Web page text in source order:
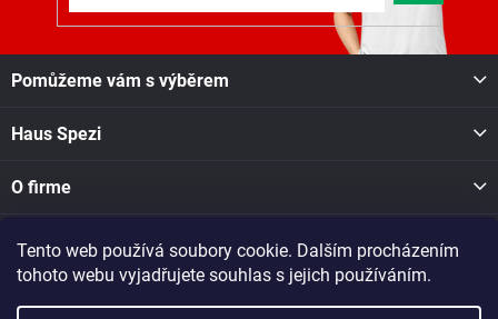
Tento web používá soubory cookie. Dalším procházením
tohoto webu vyjadřujete souhlas s jejich používáním.
Pomůžeme vám s výběrem
Haus Spezi
O firme
Facebook